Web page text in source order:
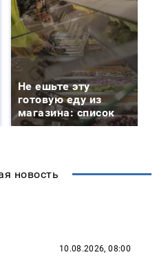
Не ешьте эту
готовую еду из
магазина: список
новость
10.08.2026, 08:00